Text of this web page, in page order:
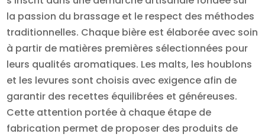
la passion du brassage et le respect des méthodes
traditionnelles. Chaque bière est élaborée avec soin
à partir de matières premières sélectionnées pour
leurs qualités aromatiques. Les malts, les houblons
et les levures sont choisis avec exigence afin de
garantir des recettes équilibrées et généreuses.
Cette attention portée à chaque étape de
fabrication permet de proposer des produits de